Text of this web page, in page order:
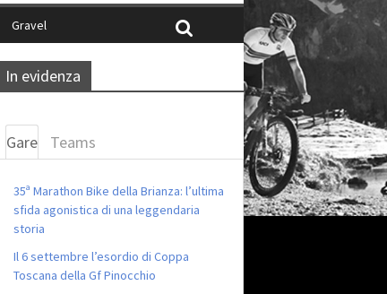
Gravel
In evidenza
Gare Teams
35ª Marathon Bike della Brianza: l’ultima
sfida agonistica di una leggendaria
storia
Il 6 settembre l’esordio di Coppa
Toscana della Gf Pinocchio